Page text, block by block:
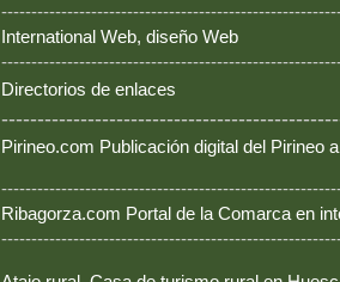
International Web, diseño Web
Directorios de enlaces
Pirineo.com Publicación digital del Pirineo
Ribagorza.com Portal de la Comarca en